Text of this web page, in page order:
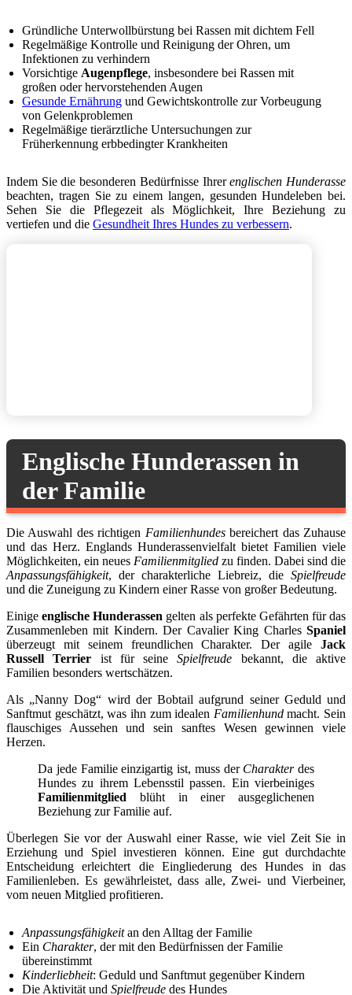
Gründliche Unterwollbürstung bei Rassen mit dichtem Fell
Regelmäßige Kontrolle und Reinigung der Ohren, um
Infektionen zu verhindern
Vorsichtige Augenpflege, insbesondere bei Rassen mit
großen oder hervorstehenden Augen
Gesunde Ernährung und Gewichtskontrolle zur Vorbeugung
von Gelenkproblemen
Regelmäßige tierärztliche Untersuchungen zur
Früherkennung erbbedingter Krankheiten
Indem Sie die besonderen Bedürfnisse Ihrerenglischen Hunderasse
beachten, tragen Sie zu einem langen, gesunden Hundeleben bei.
Sehen Sie die Pflegezeit als Möglichkeit, Ihre Beziehung zu
vertiefen und die Gesundheit Ihres Hundes zu verbessern.
Englische Hunderassen in
der Familie
Die Auswahl des richtigen Familienhundesbereichert das Zuhause
und das Herz. Englands Hunderassenvielfalt bietet Familien viele
Möglichkeiten, ein neues Familienmitglied zu finden. Dabei sind die
Anpassungsfähigkeit, der charakterliche Liebreiz, die Spielfreude
und die Zuneigung zu Kindern einer Rasse von großer Bedeutung.
Einigeenglische Hunderassen gelten als perfekte Gefährten für das
Zusammenleben mit Kindern. Der Cavalier King Charles Spaniel
überzeugt mit seinem freundlichen Charakter. Der agile Jack
Russell Terrier ist für seineSpielfreude bekannt, die aktive
Familien besonders wertschätzen.
Als „Nanny Dog“ wird der Bobtail aufgrund seiner Geduld und
Sanftmut geschätzt, was ihn zum idealen Familienhundmacht. Sein
flauschiges Aussehen und sein sanftes Wesen gewinnen viele
Herzen.
Da jede Familie einzigartig ist, muss der Charakterdes
Hundes zu ihrem Lebensstil passen. Ein vierbeiniges
Familienmitglied blüht in einer ausgeglichenen
Beziehung zur Familie auf.
Überlegen Sie vor der Auswahl einer Rasse, wie viel Zeit Sie in
Erziehung und Spiel investieren können. Eine gut durchdachte
Entscheidung erleichtert die Eingliederung des Hundes in das
Familienleben. Es gewährleistet, dass alle, Zwei- und Vierbeiner,
vom neuen Mitglied profitieren.
Anpassungsfähigkeitan den Alltag der Familie
Ein Charakter, der mit den Bedürfnissen der Familie
übereinstimmt
Kinderliebheit: Geduld und Sanftmut gegenüber Kindern
Die Aktivität und Spielfreude des Hundes